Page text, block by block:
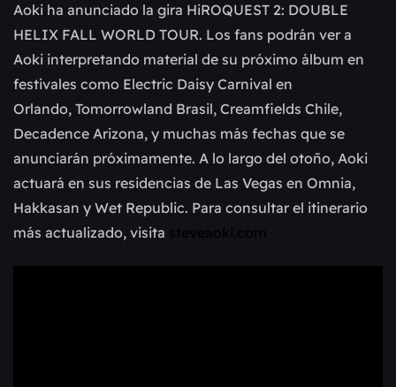
Aoki ha anunciado la gira HiROQUEST 2: DOUBLE
HELIX FALL WORLD TOUR. Los fans podrán ver a
Aoki interpretando material de su próximo álbum en
festivales como Electric Daisy Carnival en
Orlando, Tomorrowland Brasil, Creamfields Chile,
Decadence Arizona, y muchas más fechas que se
anunciarán próximamente. A lo largo del otoño, Aoki
actuará en sus residencias de Las Vegas en Omnia,
Hakkasan y Wet Republic. Para consultar el itinerario
más actualizado, visita